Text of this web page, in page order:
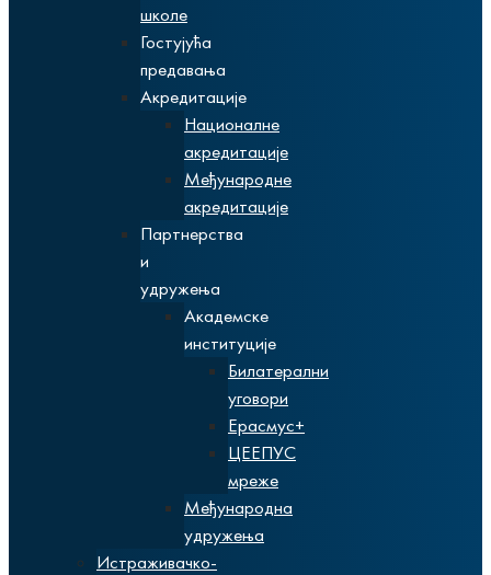
школе
Гостујућа
предавања
Акредитације
Националне
акредитације
Међународне
акредитације
Партнерства
и
удружења
Академске
институције
Билатерални
уговори
Ерасмус+
ЦЕЕПУС
мреже
Међународна
удружења
Истраживачко-